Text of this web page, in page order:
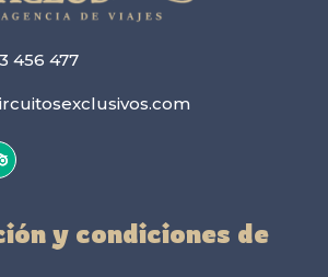
456 477
y condiciones de